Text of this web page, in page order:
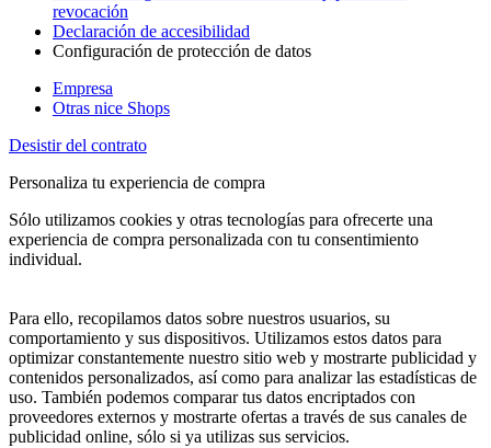
revocación
Declaración de accesibilidad
Configuración de protección de datos
Empresa
Otras nice Shops
Desistir del contrato
Personaliza tu experiencia de compra
Sólo utilizamos cookies y otras tecnologías para ofrecerte una
experiencia de compra personalizada con tu consentimiento
individual.
Para ello, recopilamos datos sobre nuestros usuarios, su
comportamiento y sus dispositivos. Utilizamos estos datos para
optimizar constantemente nuestro sitio web y mostrarte publicidad y
contenidos personalizados, así como para analizar las estadísticas de
uso. También podemos comparar tus datos encriptados con
proveedores externos y mostrarte ofertas a través de sus canales de
publicidad online, sólo si ya utilizas sus servicios.